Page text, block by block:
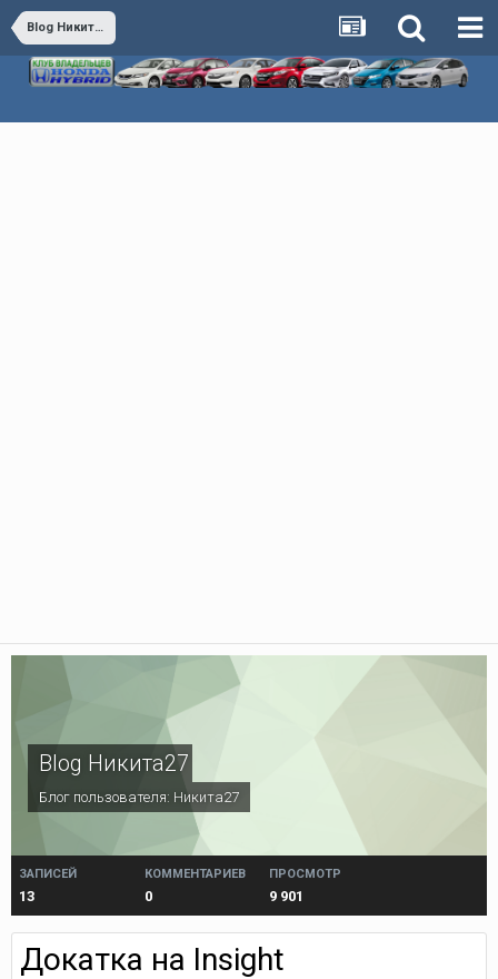
Blog Никита27
Blog Никита27
Блог пользователя: Никита27
ЗАПИСЕЙ
13
КОММЕНТАРИЕВ
0
ПРОСМОТР
9 901
Докатка на Insight